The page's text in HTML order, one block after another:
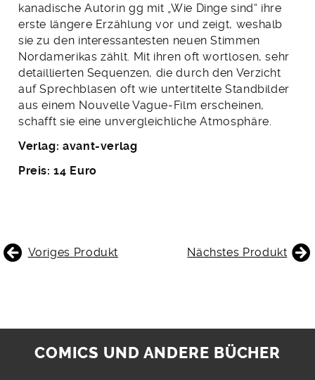
kanadische Autorin gg mit „Wie Dinge sind“ ihre
erste längere Erzählung vor und zeigt, weshalb
sie zu den interessantesten neuen Stimmen
Nordamerikas zählt. Mit ihren oft wortlosen, sehr
detaillierten Sequenzen, die durch den Verzicht
auf Sprechblasen oft wie untertitelte Standbilder
aus einem Nouvelle Vague-Film erscheinen,
schafft sie eine unvergleichliche Atmosphäre.
Verlag: avant-verlag
Preis: 14 Euro
BEITRAGSNAVIGATION
Voriges Produkt Nächstes Produkt
COMICS UND ANDERE BÜCHER